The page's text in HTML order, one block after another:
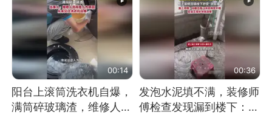
00:14
阳台上滚筒洗衣机自爆，
满筒碎玻璃渣，维修人员
00:36
发泡水泥填不满，装修师
傅检查发现漏到楼下：出